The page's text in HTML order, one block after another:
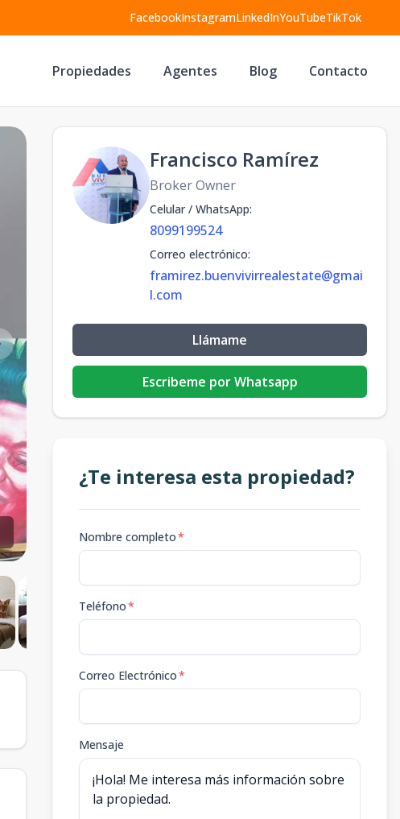
FacebookInstagramLinkedInYouTubeTikTok
Propiedades Agentes Blog Contacto
Francisco Ramírez
Broker Owner
Celular / WhatsApp:
8099199524
Correo electrónico:
framirez.buenvivirrealestate@gmai
l.com
Llámame
Escribeme por Whatsapp
¿Te interesa esta propiedad?
Nombre completo*
Teléfono*
Correo Electrónico*
Mensaje